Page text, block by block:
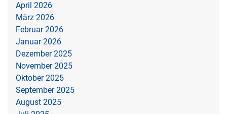
April 2026
März 2026
Februar 2026
Januar 2026
Dezember 2025
November 2025
Oktober 2025
September 2025
August 2025